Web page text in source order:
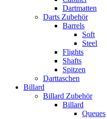
Dartmatten
Darts Zubehör
Barrels
Soft
Steel
Flights
Shafts
Spitzen
Darttaschen
Billard
Billard Zubehör
Billard
Queues